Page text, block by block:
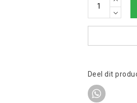
Deel dit